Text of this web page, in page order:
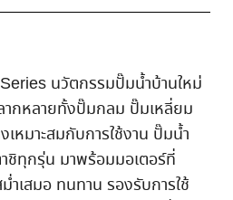
นวัตกรรมปั๊มน้ำบ้านใหม่
ากหลายทั้งปั๊มกลม ปั๊มเหลี่ยม
เหมาะสมกับการใช้งาน ปั๊มน้ำ
ชิทุกรุ่น มาพร้อมมอเตอร์ที่
เสมอ ทนทาน รองรับการใช้